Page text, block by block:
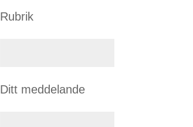
Rubrik
Ditt meddelande